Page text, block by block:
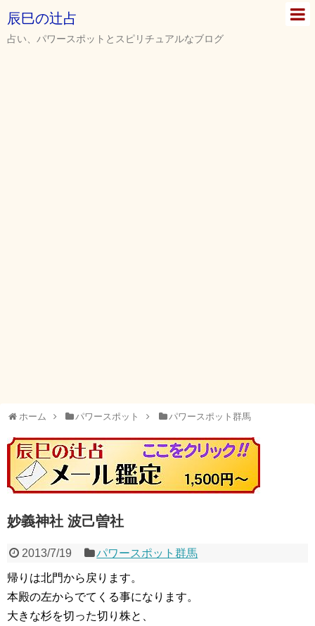
辰巳の辻占
占い、パワースポットとスピリチュアルなブログ
ホーム パワースポット パワースポット群馬
妙義神社 波己曽社
2013/7/19 パワースポット群馬
帰りは北門から戻ります。
本殿の左からでてくる事になります。
大きな杉を切った切り株と、